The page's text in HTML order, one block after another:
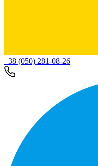
+38 (050) 281-08-26